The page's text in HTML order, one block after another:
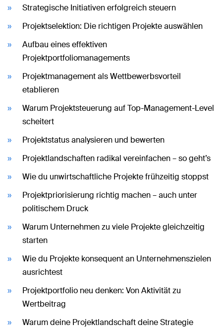
Strategische Initiativen erfolgreich steuern
Projektselektion: Die richtigen Projekte auswählen
Aufbau eines effektiven
Projektportfoliomanagements
Projektmanagement als Wettbewerbsvorteil
etablieren
Warum Projektsteuerung auf Top-Management-Level
scheitert
Projektstatus analysieren und bewerten
Projektlandschaften radikal vereinfachen – so geht’s
Wie du unwirtschaftliche Projekte frühzeitig stoppst
Projektpriorisierung richtig machen – auch unter
politischem Druck
Warum Unternehmen zu viele Projekte gleichzeitig
starten
Wie du Projekte konsequent an Unternehmenszielen
ausrichtest
Projektportfolio neu denken: Von Aktivität zu
Wertbeitrag
Warum deine Projektlandschaft deine Strategie